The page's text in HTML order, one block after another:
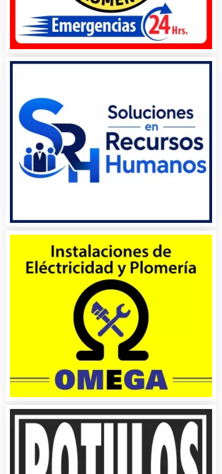
Aparatos y Equipos Eléctricos
Artesanías
Artículos de Oficina
Artículos de Piel
Artículos Deportivos
Artículos Importados
Artículos para el Hogar
Artículos para Regalos
Artículos Personales
Artículos Publicitarios
Aseguradoras
Asesores Técnicos